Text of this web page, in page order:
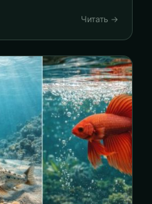
Читать →